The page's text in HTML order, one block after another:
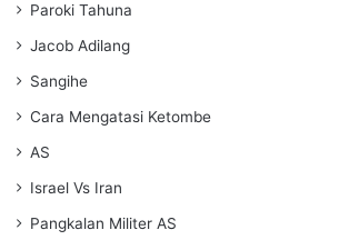
Paroki Tahuna
Jacob Adilang
Sangihe
Cara Mengatasi Ketombe
AS
Israel Vs Iran
Pangkalan Militer AS